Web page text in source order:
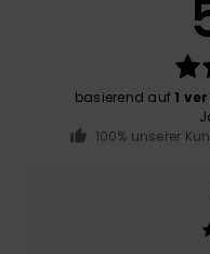
basierend auf 1
100% unserer